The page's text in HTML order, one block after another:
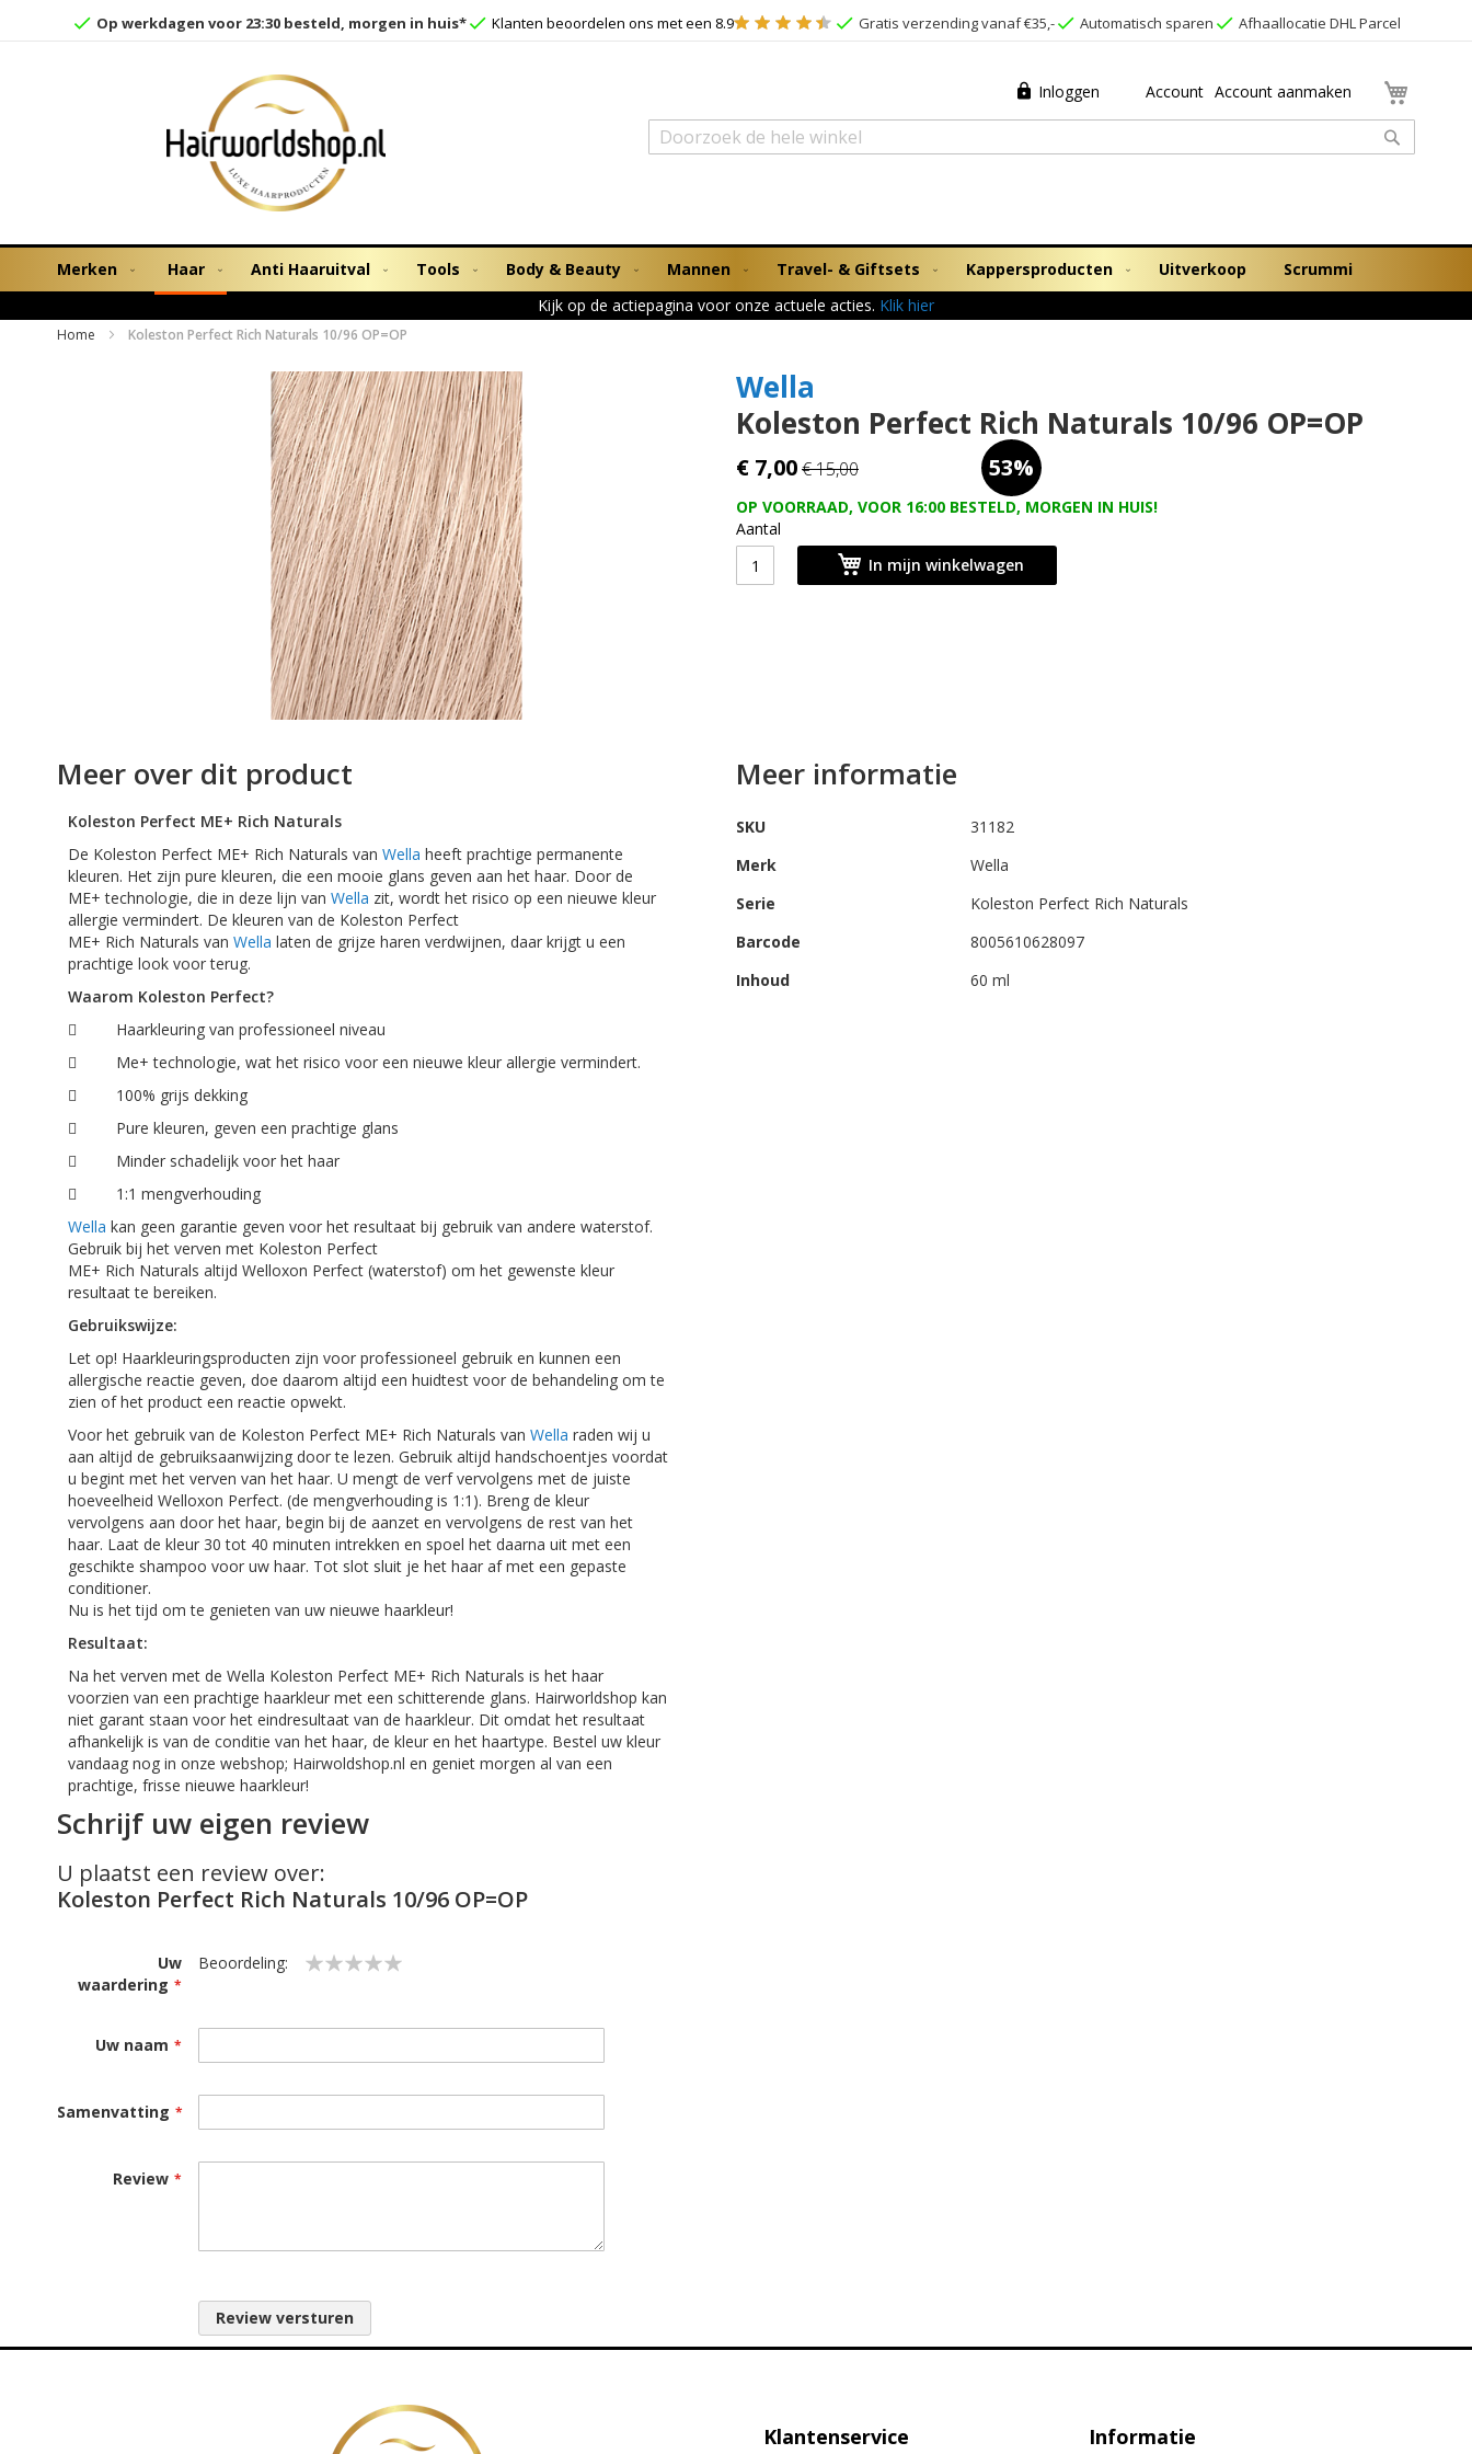
Op werkdagen voor 23:30 besteld, morgen in huis* Klanten beoordelen ons met een 8.9 Gratis verzending vanaf €35,- Automatisch sparen Afhaallocatie DHL Parcel
Inloggen Account Account aanmaken
Zoek
Merken Haar Anti Haaruitval Tools Body & Beauty Mannen Travel- & Giftsets Kappersproducten Uitverkoop
Scrummi
Kijk op de actiepagina voor onze actuele acties. Klik hier
Home Koleston Perfect Rich Naturals 10/96 OP=OP
Wella
Koleston Perfect Rich Naturals 10/96 OP=OP
€ 7,00€ 15,00 53%
OP VOORRAAD, VOOR 16:00 BESTELD, MORGEN IN HUIS!
Aantal
In mijn winkelwagen
naar
het
van
de
afbeeldingen-
gallerij
Meer over dit product
Koleston Perfect ME+ Rich Naturals
De Koleston Perfect ME+ Rich Naturals van Wella heeft prachtige permanente
kleuren. Het zijn pure kleuren, die een mooie glans geven aan het haar. Door de
ME+ technologie, die in deze lijn van Wella zit, wordt het risico op een nieuwe kleur
allergie vermindert. De kleuren van de Koleston Perfect
ME+ Rich Naturals van Wella laten de grijze haren verdwijnen, daar krijgt u een
prachtige look voor terug.
Waarom Koleston Perfect?

Haarkleuring van professioneel niveau

Me+ technologie, wat het risico voor een nieuwe kleur allergie vermindert.

100% grijs dekking

Pure kleuren, geven een prachtige glans

Minder schadelijk voor het haar

1:1 mengverhouding
Wella kan geen garantie geven voor het resultaat bij gebruik van andere waterstof.
Gebruik bij het verven met Koleston Perfect
ME+ Rich Naturals altijd Welloxon Perfect (waterstof) om het gewenste kleur
resultaat te bereiken.
Gebruikswijze:
Let op! Haarkleuringsproducten zijn voor professioneel gebruik en kunnen een
allergische reactie geven, doe daarom altijd een huidtest voor de behandeling om te
zien of het product een reactie opwekt.
Voor het gebruik van de Koleston Perfect ME+ Rich Naturals van Wella raden wij u
aan altijd de gebruiksaanwijzing door te lezen. Gebruik altijd handschoentjes voordat
u begint met het verven van het haar. U mengt de verf vervolgens met de juiste
hoeveelheid Welloxon Perfect. (de mengverhouding is 1:1). Breng de kleur
vervolgens aan door het haar, begin bij de aanzet en vervolgens de rest van het
haar. Laat de kleur 30 tot 40 minuten intrekken en spoel het daarna uit met een
geschikte shampoo voor uw haar. Tot slot sluit je het haar af met een gepaste
conditioner.
Nu is het tijd om te genieten van uw nieuwe haarkleur!
Resultaat:
Na het verven met de Wella Koleston Perfect ME+ Rich Naturals is het haar
voorzien van een prachtige haarkleur met een schitterende glans. Hairworldshop kan
niet garant staan voor het eindresultaat van de haarkleur. Dit omdat het resultaat
afhankelijk is van de conditie van het haar, de kleur en het haartype. Bestel uw kleur
vandaag nog in onze webshop; Hairwoldshop.nl en geniet morgen al van een
prachtige, frisse nieuwe haarkleur!
Schrijf uw eigen review
U plaatst een review over:
Koleston Perfect Rich Naturals 10/96 OP=OP
Uw
waardering
Beoordeling:
Uw naam
Samenvatting
Review
Review versturen
Meer informatie
SKU
31182
Merk
Wella
Serie
Koleston Perfect Rich Naturals
Barcode
8005610628097
Inhoud
60 ml
Klantenservice Informatie